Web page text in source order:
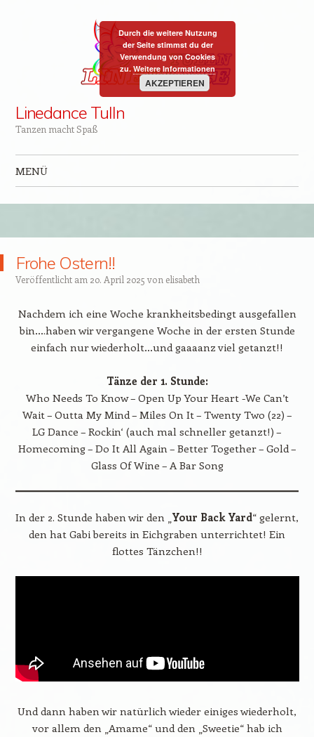
Linedance Tulln
Tanzen macht Spaß
MENÜ
Frohe Ostern!!
Veröffentlicht am 20. April 2025 von elisabeth
Nachdem ich eine Woche krankheitsbedingt ausgefallen
bin….haben wir vergangene Woche in der ersten Stunde
einfach nur wiederholt…und gaaaanz viel getanzt!!
Tänze der 1. Stunde:
Who Needs To Know – Open Up Your Heart -We Can’t
Wait – Outta My Mind – Miles On It – Twenty Two (22) –
LG Dance – Rockin‘ (auch mal schneller getanzt!) –
Homecoming – Do It All Again – Better Together – Gold –
Glass Of Wine – A Bar Song
In der 2. Stunde haben wir den „ Your Back Yard“ gelernt,
den hat Gabi bereits in Eichgraben unterrichtet! Ein
flottes Tänzchen!!
Und dann haben wir natürlich wieder einiges wiederholt,
vor allem den „Amame“ und den „Sweetie“ hab ich
Durch die weitere Nutzung
der Seite stimmst du der
Verwendung von Cookies
zu.Weitere Informationen
AKZEPTIEREN